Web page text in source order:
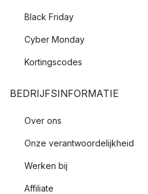
Black Friday
Cyber Monday
Kortingscodes
BEDRIJFSINFORMATIE
Over ons
Onze verantwoordelijkheid
Werken bij
Affiliate